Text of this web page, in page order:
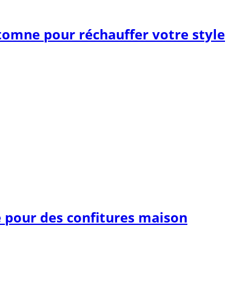
pour réchauffer votre style
des confitures maison